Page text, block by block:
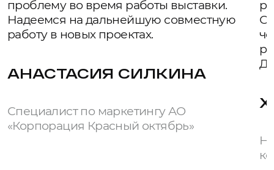
проблему во время работы выставки.
Надеемся на дальнейшую совместную
работу в новых проектах.
АНАСТАСИЯ СИЛКИНА
Специалист по маркетингу АО
«Корпорация Красный октябрь»